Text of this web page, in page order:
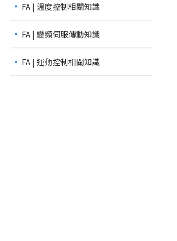
FA | 溫度控制相關知識
FA | 變頻伺服傳動知識
FA | 運動控制相關知識